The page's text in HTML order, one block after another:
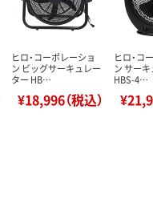
ヒロ・コーポレーショ
ン ビッグサーキュレー
ター HB…
¥18,996（税込）
ヒロ・コ
ン サー
HBS-4…